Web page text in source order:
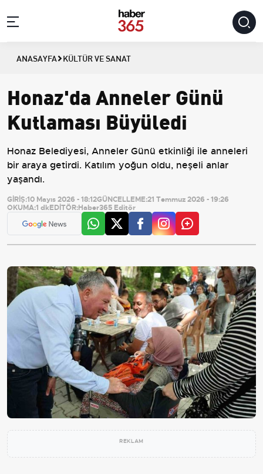
ANASAYFA KÜLTÜR VE SANAT
Honaz'da Anneler Günü
Kutlaması Büyüledi
Honaz Belediyesi, Anneler Günü etkinliği ile anneleri
bir araya getirdi. Katılım yoğun oldu, neşeli anlar
yaşandı.
GİRİŞ:10 Mayıs 2026 - 18:12GÜNCELLEME:21 Temmuz 2026 - 19:26
OKUMA:1 dkEDİTÖR:Haber365 Editör
REKLAM